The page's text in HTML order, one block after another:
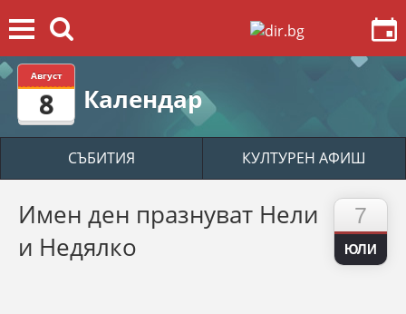
Август
8 Календар
СЪБИТИЯ КУЛТУРЕН АФИШ
7
ЮЛИ
Имен ден празнуват Нели
и Недялко